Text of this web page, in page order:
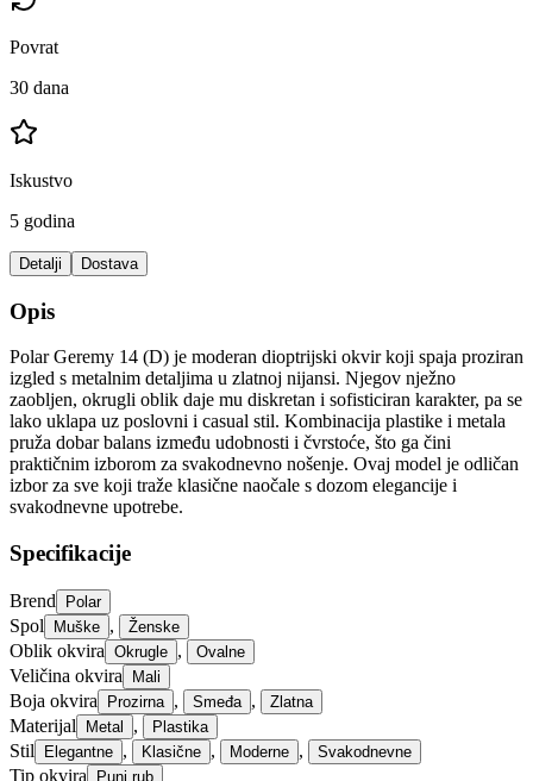
Povrat
30 dana
Iskustvo
5 godina
Detalji Dostava
Opis
Polar Geremy 14 (D) je moderan dioptrijski okvir koji spaja proziran
izgled s metalnim detaljima u zlatnoj nijansi. Njegov nježno
zaobljen, okrugli oblik daje mu diskretan i sofisticiran karakter, pa se
lako uklapa uz poslovni i casual stil. Kombinacija plastike i metala
pruža dobar balans između udobnosti i čvrstoće, što ga čini
praktičnim izborom za svakodnevno nošenje. Ovaj model je odličan
izbor za sve koji traže klasične naočale s dozom elegancije i
svakodnevne upotrebe.
Specifikacije
Brend Polar
Spol Muške , Ženske
Oblik okvira Okrugle , Ovalne
Veličina okvira Mali
Boja okvira Prozirna , Smeđa , Zlatna
Materijal Metal , Plastika
Stil Elegantne , Klasične , Moderne , Svakodnevne
Tip okvira Puni rub